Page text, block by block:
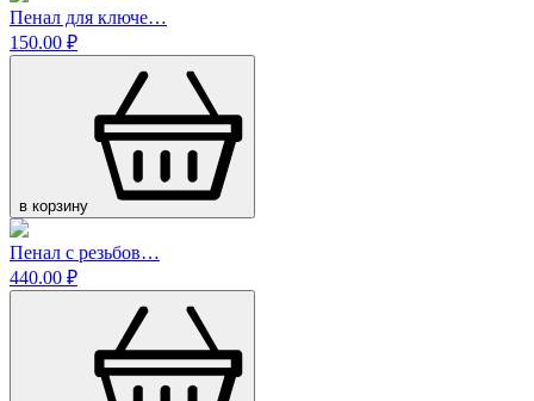
Пенал для ключе…
150.00 ₽
в корзину
Пенал с резьбов…
440.00 ₽